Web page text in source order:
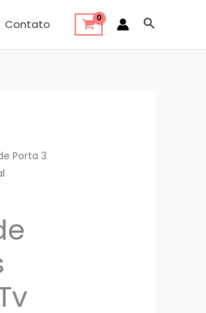
Contato Pesquisar
Porta 3